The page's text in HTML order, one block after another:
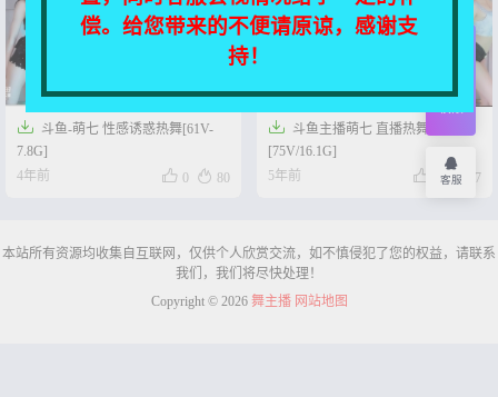
 斗鱼-萌七 性感诱惑热舞[61V-
7.8G]
4年前
 0  80
 斗鱼主播萌七 直播热舞合集
[75V/16.1G]
5年前
  67
本站所有资源均收集自互联网，仅供个人欣赏交流，如不慎侵犯了您的权益，请联系
我们，我们将尽快处理！
Copyright © 2026 舞主播 网站地图
偿。给您带来的不便请原谅，感谢支
持！
会员
客服